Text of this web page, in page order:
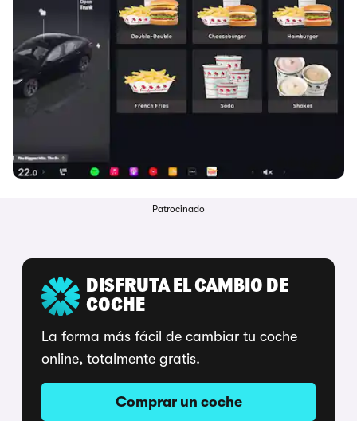
Patrocinado
DISFRUTA EL CAMBIO DE
COCHE
La forma más fácil de cambiar tu coche
online, totalmente gratis.
Comprar un coche